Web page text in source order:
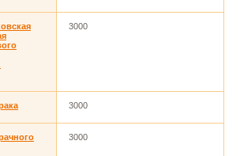
3000
3000
3000